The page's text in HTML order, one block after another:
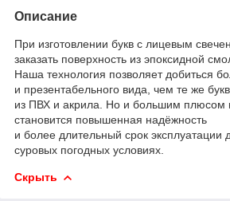
Описание
При изготовлении букв с лицевым
заказать поверхность из эпоксидной
Наша технология позволяет добиться
и презентабельного вида, чем те же
из ПВХ и акрила. Но и большим плюсом
становится повышенная надёжность
и более длительный срок эксплуатации
суровых погодных условиях.
Скрыть